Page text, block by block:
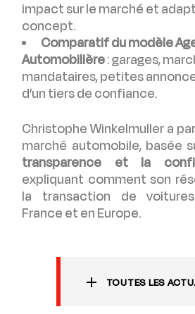
impact sur le marché et
concept.
Comparatif du modèle
Automobilière: garages,
mandataires, petites
d’un tiers de confiance.
Christophe Winkelmuller a
marché automobile, basée
transparence et la
expliquant comment son
la transaction de
France et en Europe.
TOUTES LES